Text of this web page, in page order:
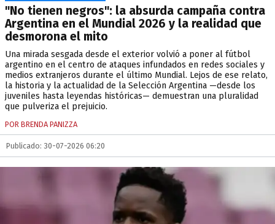
"No tienen negros": la absurda campaña contra
Argentina en el Mundial 2026 y la realidad que
desmorona el mito
Una mirada sesgada desde el exterior volvió a poner al fútbol
argentino en el centro de ataques infundados en redes sociales y
medios extranjeros durante el último Mundial. Lejos de ese relato,
la historia y la actualidad de la Selección Argentina —desde los
juveniles hasta leyendas históricas— demuestran una pluralidad
que pulveriza el prejuicio.
POR BRENDA PANIZZA
Publicado: 30-07-2026 06:20